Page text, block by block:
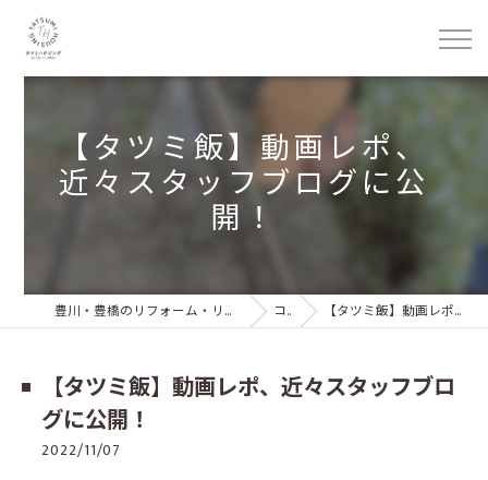
【タツミ飯】動画レポ、
近々スタッフブログに公
開！
豊川・豊橋のリフォーム・リノベーション 株式会社タツミハウジング コラム 【タツミ飯】動画レポ、近々スタッフブログに公開！
【タツミ飯】動画レポ、近々スタッフブロ
グに公開！
2022/11/07